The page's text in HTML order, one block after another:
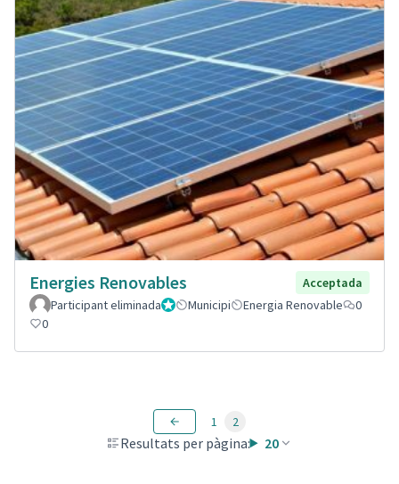
Energies Renovables
Acceptada
Participant eliminadaAdministrador
Municipi Energia Renovable
0
0
Resultats per pàgina: 20
1 2